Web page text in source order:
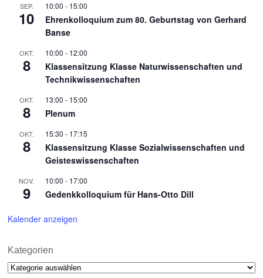
SEP.
10
10:00 - 15:00
Ehrenkolloquium zum 80. Geburtstag von Gerhard
Banse
OKT.
8
10:00 - 12:00
Klassensitzung Klasse Naturwissenschaften und
Technikwissenschaften
OKT.
8
13:00 - 15:00
Plenum
OKT.
8
15:30 - 17:15
Klassensitzung Klasse Sozialwissenschaften und
Geisteswissenschaften
NOV.
9
10:00 - 17:00
Gedenkkolloquium für Hans-Otto Dill
Kalender anzeigen
Kategorien
Kategorien